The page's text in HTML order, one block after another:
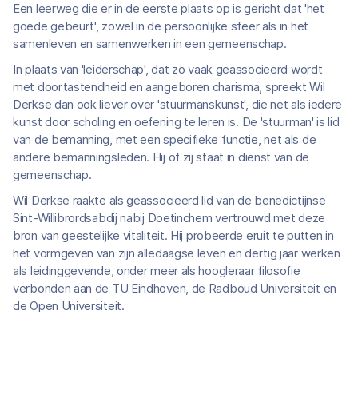
Een leerweg die er in de eerste plaats op is gericht dat 'het
goede gebeurt', zowel in de persoonlijke sfeer als in het
samenleven en samenwerken in een gemeenschap.
In plaats van 'leiderschap', dat zo vaak geassocieerd wordt
met doortastendheid en aangeboren charisma, spreekt Wil
Derkse dan ook liever over 'stuurmanskunst', die net als iedere
kunst door scholing en oefening te leren is. De 'stuurman' is lid
van de bemanning, met een specifieke functie, net als de
andere bemanningsleden. Hij of zij staat in dienst van de
gemeenschap.
Wil Derkse raakte als geassocieerd lid van de benedictijnse
Sint-Willibrordsabdij nabij Doetinchem vertrouwd met deze
bron van geestelijke vitaliteit. Hij probeerde eruit te putten in
het vormgeven van zijn alledaagse leven en dertig jaar werken
als leidinggevende, onder meer als hoogleraar filosofie
verbonden aan de TU Eindhoven, de Radboud Universiteit en
de Open Universiteit.